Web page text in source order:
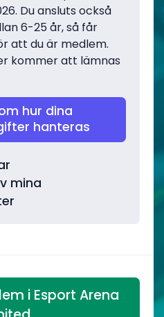
Du ansluts också
6-25 år, så får
att du är medlem.
kommer att lämnas
hur dina
hanteras
mina